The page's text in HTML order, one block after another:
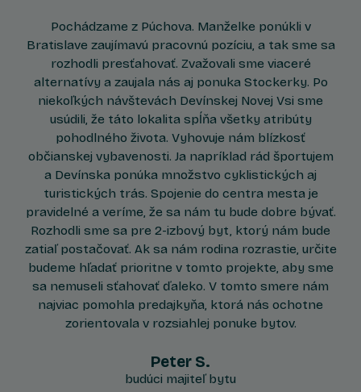
Pochádzame z Púchova. Manželke ponúkli v
Bratislave zaujímavú pracovnú pozíciu, a tak sme sa
rozhodli presťahovať. Zvažovali sme viaceré
alternatívy a zaujala nás aj ponuka Stockerky. Po
niekoľkých návštevách Devínskej Novej Vsi sme
usúdili, že táto lokalita spĺňa všetky atribúty
pohodlného života. Vyhovuje nám blízkosť
občianskej vybavenosti. Ja napríklad rád športujem
a Devínska ponúka množstvo cyklistických aj
turistických trás. Spojenie do centra mesta je
pravidelné a veríme, že sa nám tu bude dobre bývať.
Rozhodli sme sa pre 2-izbový byt, ktorý nám bude
zatiaľ postačovať. Ak sa nám rodina rozrastie, určite
budeme hľadať prioritne v tomto projekte, aby sme
sa nemuseli sťahovať ďaleko. V tomto smere nám
najviac pomohla predajkyňa, ktorá nás ochotne
zorientovala v rozsiahlej ponuke bytov.
Peter S.
budúci majiteľ bytu